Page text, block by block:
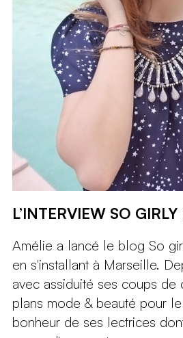
L’INTERVIEW SO GIRLY
Amélie a lancé le blog So
en s'installant à Marseille.
avec assiduité ses coups de
plans mode & beauté pour
bonheur de ses lectrices